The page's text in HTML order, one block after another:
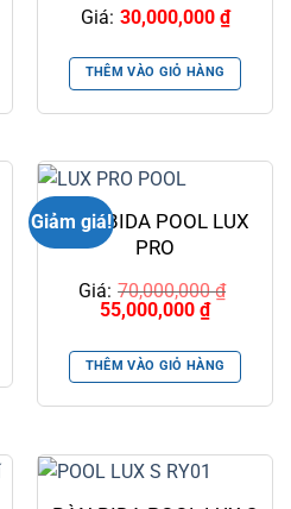
Giá: 30,000,000 ₫
THÊM VÀO GIỎ HÀNG
Giảm giá!
BÀN BIDA POOL LUX
PRO
Giá: 70,000,000₫
Giá
gốc
70,000,000 ₫.
55,000,000 ₫Giá
hiện
là:
THÊM VÀO GIỎ HÀNG